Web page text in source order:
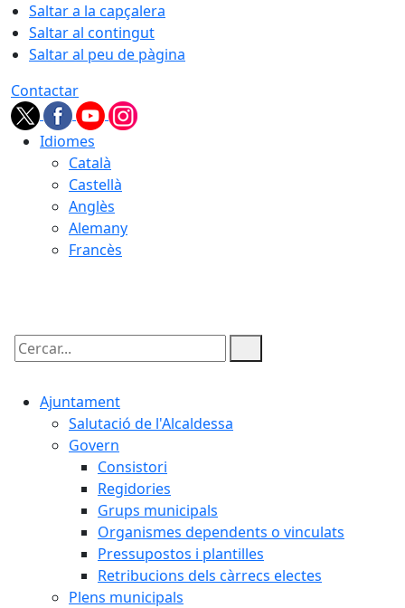
Saltar a la capçalera
Saltar al contingut
Saltar al peu de pàgina
Contactar
Idiomes
Català
Castellà
Anglès
Alemany
Francès
Cercar:
Ajuntament
Salutació de l'Alcaldessa
Govern
Consistori
Regidories
Grups municipals
Organismes dependents o vinculats
Pressupostos i plantilles
Retribucions dels càrrecs electes
Plens municipals